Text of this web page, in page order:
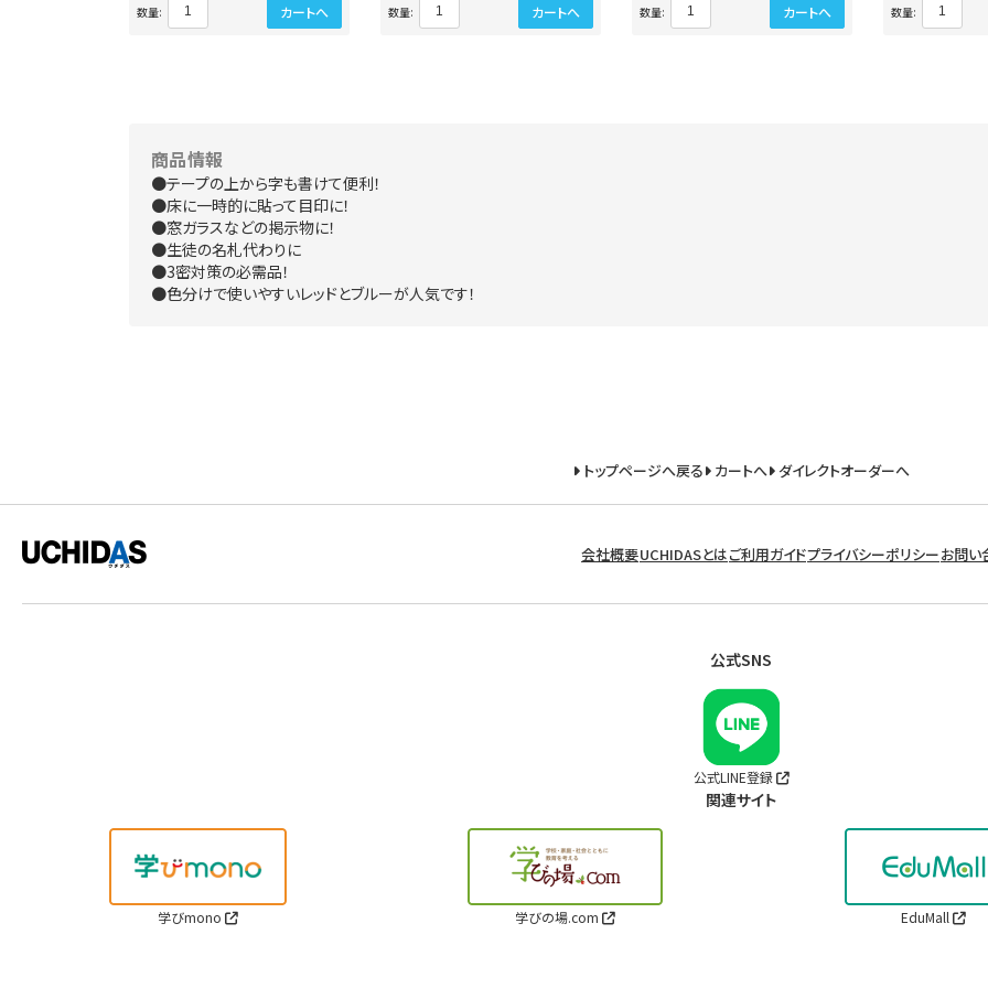
数量: カートへ 数量: カートへ 数量: カートへ 数量:
商品情報
●テープの上から字も書けて便利！
●床に一時的に貼って目印に！
●窓ガラスなどの掲示物に！
●生徒の名札代わりに
●3密対策の必需品！
●色分けで使いやすいレッドとブルーが人気です！
トップページへ戻る カートへ ダイレクトオーダーへ
会社概要UCHIDASとはご利用ガイドプライバシーポリシーお問い
公式SNS
公式LINE登録
関連サイト
学びmono 学びの場.com EduMall